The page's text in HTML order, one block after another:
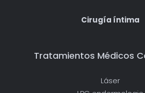
Cirugía íntima
Tratamientos Médicos
Láser